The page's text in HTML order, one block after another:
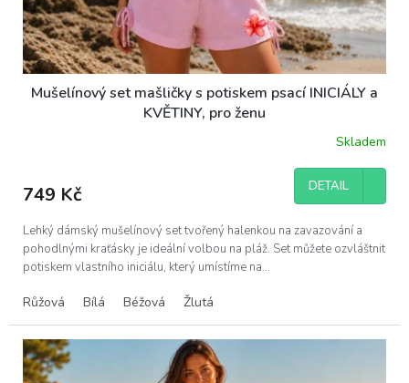
Mušelínový set mašličky s potiskem psací INICIÁLY a
KVĚTINY, pro ženu
Skladem
749 Kč DETAIL
Lehký dámský mušelínový set tvořený halenkou na zavazování a
pohodlnými kraťásky je ideální volbou na pláž. Set můžete ozvláštnit
potiskem vlastního iniciálu, který umístíme na...
Růžová Bílá Béžová Žlutá